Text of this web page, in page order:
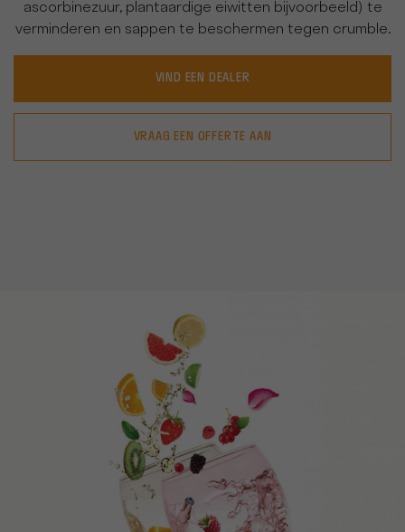
ascorbinezuur, plantaardige eiwitten bijvoorbeeld) te
verminderen en sappen te beschermen tegen crumble.
VIND EEN DEALER
VRAAG EEN OFFERTE AAN